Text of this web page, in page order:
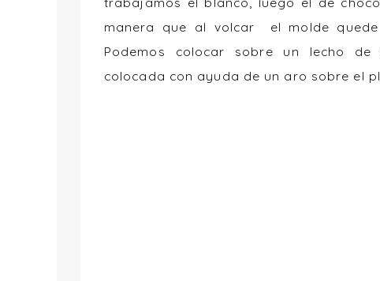
manera que al volcar el molde
Podemos colocar sobre un lecho de
colocada con ayuda de un aro sobre el